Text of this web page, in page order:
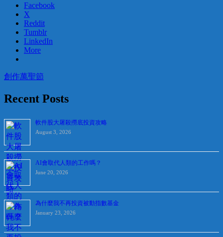
Facebook
X
Reddit
Tumblr
LinkedIn
More
創作萬聖節
Recent Posts
軟件股大屠殺撈底投資攻略
August 3, 2026
AI會取代人類的工作嗎？
June 20, 2026
為什麼我不再投資被動指數基金
January 23, 2026